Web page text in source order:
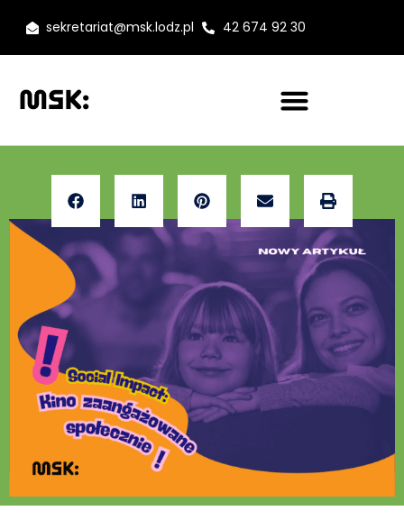
sekretariat@msk.lodz.pl 42 674 92 30